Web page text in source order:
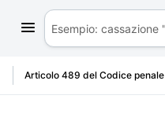
Salta al contenuto
Articolo 489 del Codice penale